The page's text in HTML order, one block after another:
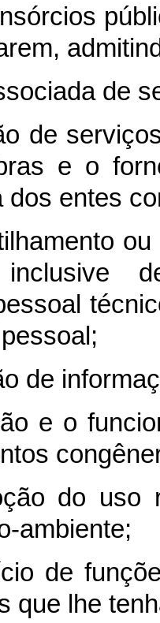
de
de
e o
dos entes
inclusive
de
e o
do uso
ambiente;
de
que lhe